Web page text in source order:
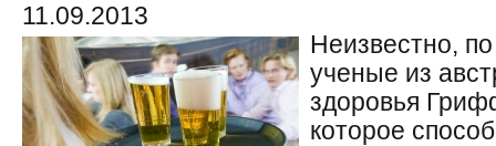
11.09.2013
Неизвестно,
ученые из
здоровья
которое